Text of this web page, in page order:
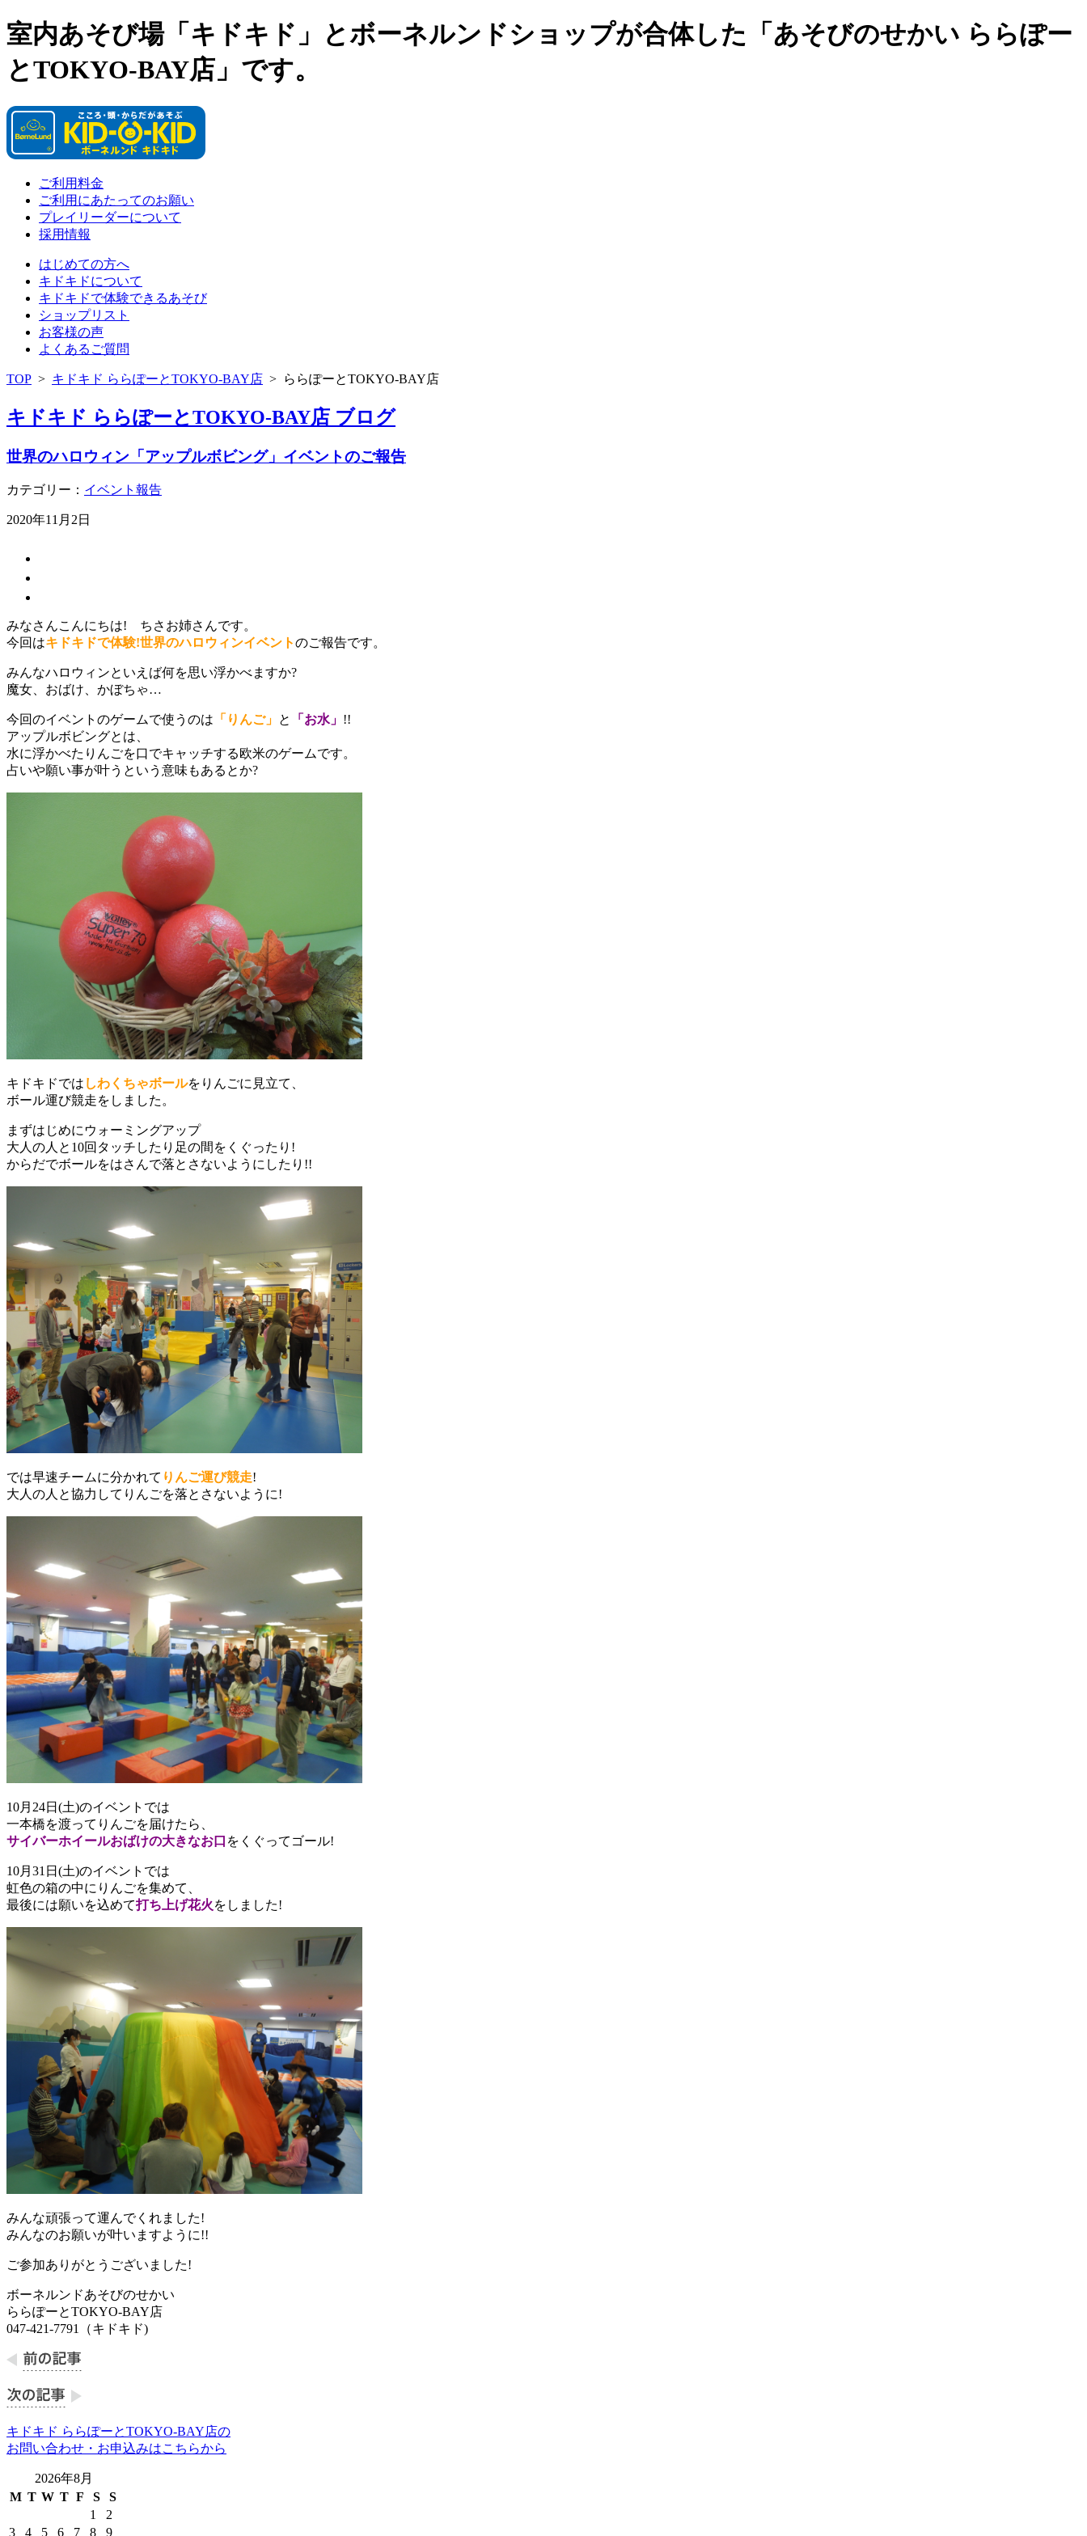
室内あそび場「キドキド」とボーネルンドショップが合体した「あそびのせかい ららぽー
とTOKYO-BAY店」です。
ご利用料金
ご利用にあたってのお願い
プレイリーダーについて
採用情報
はじめての方へ
キドキドについて
キドキドで体験できるあそび
ショップリスト
お客様の声
よくあるご質問
TOP > キドキド ららぽーとTOKYO-BAY店 > ららぽーとTOKYO-BAY店
キドキド ららぽーとTOKYO-BAY店 ブログ
世界のハロウィン「アップルボビング」イベントのご報告
カテゴリー： イベント報告
2020年11月2日
みなさんこんにちは! ちさお姉さんです。
今回はキドキドで体験!世界のハロウィンイベントのご報告です。
みんなハロウィンといえば何を思い浮かべますか?
魔女、おばけ、かぼちゃ…
今回のイベントのゲームで使うのは 「りんご」 と 「お水」 !!
アップルボビングとは、
水に浮かべたりんごを口でキャッチする欧米のゲームです。
占いや願い事が叶うという意味もあるとか?
キドキドでは しわくちゃボールをりんごに見立て、
ボール運び競走をしました。
まずはじめにウォーミングアップ
大人の人と10回タッチしたり足の間をくぐったり!
からだでボールをはさんで落とさないようにしたり!!
では早速チームに分かれて りんご運び競走!
大人の人と協力してりんごを落とさないように!
10月24日(土)のイベントでは
一本橋を渡ってりんごを届けたら、
サイバーホイールおばけの大きなお口 をくぐってゴール!
10月31日(土)のイベントでは
虹色の箱の中にりんごを集めて、
最後には願いを込めて打ち上げ花火をしました!
みんな頑張って運んでくれました!
みんなのお願いが叶いますように!!
ご参加ありがとうございました!
ボーネルンドあそびのせかい
ららぽーとTOKYO-BAY店
047-421-7791（キドキド)
キドキド ららぽーとTOKYO-BAY店の
お問い合わせ・お申込みはこちらから
2026年8月
M T W T F S
S
1
2
3
4 5 6 7 8
9